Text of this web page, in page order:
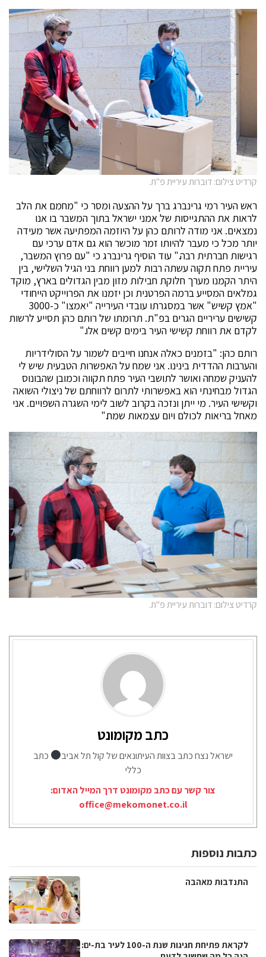
קרדיט צילום: דוברות עיריית פ"ת.
ראש העיר רמי גרינברג ברך על ההצעה ומסר כי "מחמם את הלב
לראות את ההתגייסות של אמני ישראל בתוך המשבר בו אנו
נמצאים. אני מודה לרותם כהן על היוזמה המפתיעה אשר מעידה
יותר מכל כי מעבר להיותו זמר מוכשר הוא גם אדם ערכי עם
רגישות חברתית רבה." עוד הוסיף גרינברג כי "עם פרוץ המשבר,
עיריית פתח תקוה עשתה רבות למען רווחת בני הגיל השלישי, בין
היתר הקמנו מערך חלוקת חבילות מזון מבין הגדולים בארץ, מוקד
גמלאים המסייע ברמה הפרטנית וכן יזמנו את הפרוייקט הייחודי
"אמץ קשיש" אשר במסגרתו עובדי העירייה "יאמצו" כ-3000
קשישים עריריים הגרים בפ"ת. תרומתו של רותם כהן תסייע לרשות
לקדם את רווחת קשישי העיר בימים קשים אלו."
רותם כהן: "בזמנים כאלה אנחנו חייבים לשמור על הסולידריות
והערבות ההדדית בינינו. אני שמח על האפשרות הטבעית שיש לי
להעניק שמחה ואושר לתושבי העיר פתח תקווה וכמובן שהבונוס
הגדול מבחינתי הוא באפשרותי לתרום לרווחתם של ניצולי השואה
וקשישי העיר. מי ייתן ונזכה בקרוב לשוב לימי השגרה השפויים. אני
מאחל בריאות לכולם ויום עצמאות שמח."
קרדיט צילום: דוברות עיריית פ"ת.
כתב מקומונט
ישראל נצח כתב בצוות העיתונאים של קול תל אביב
כתב
כללי
צור קשר עם כתב מקומונט דרך המייל האדום:
office@mekomonet.co.il
כתבות נוספות
התנדבות מאהבה
לקראת פתיחת חגיגות שנת ה-100 לעיר בת-ים: